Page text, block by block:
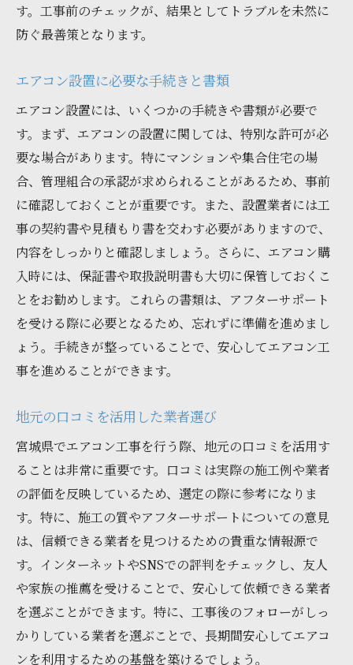
地元業者だからこその緊急対応力
口コミやレビューを活用した業者選びのコ
費用対効果を考慮した選び方
エアコン工事の流れと宮城県での費用相場を解
説
工事の一般的なスケジュールと各ステージ
の詳細
宮城県内での相場価格とその変動要因
施工前に知っておくべき準備と手続き
工事当日の流れと注意点
最適な工事日程の選び方
費用見積もりの取り方と確認方法
宮城県でエアコン工事を行うことで得られる快
適な生活
エアコンを効果的に利用するためのコツ
宮城県の気候に適した設定温度と運転モー
ド
エアコンによる省エネ効果の実現方法
暮らしを豊かにするエアコンの活用術
エアコン工事を成功させるために宮城県で考慮
すべきポイント
地域の気候特性を考慮したエアコン選び
す。工事前のチェックが、結果としてトラブルを未然に
防ぐ最善策となります。
エアコン設置に必要な手続きと書類
エアコン設置には、いくつかの手続きや書類が必要で
す。まず、エアコンの設置に関しては、特別な許可が必
要な場合があります。特にマンションや集合住宅の場
合、管理組合の承認が求められることがあるため、事前
に確認しておくことが重要です。また、設置業者には工
事の契約書や見積もり書を交わす必要がありますので、
内容をしっかりと確認しましょう。さらに、エアコン購
入時には、保証書や取扱説明書も大切に保管しておくこ
とをお勧めします。これらの書類は、アフターサポート
を受ける際に必要となるため、忘れずに準備を進めまし
ょう。手続きが整っていることで、安心してエアコン工
事を進めることができます。
地元の口コミを活用した業者選び
宮城県でエアコン工事を行う際、地元の口コミを活用す
ることは非常に重要です。口コミは実際の施工例や業者
の評価を反映しているため、選定の際に参考になりま
す。特に、施工の質やアフターサポートについての意見
は、信頼できる業者を見つけるための貴重な情報源で
す。インターネットやSNSでの評判をチェックし、友人
や家族の推薦を受けることで、安心して依頼できる業者
を選ぶことができます。特に、工事後のフォローがしっ
かりしている業者を選ぶことで、長期間安心してエアコ
ンを利用するための基盤を築けるでしょう。